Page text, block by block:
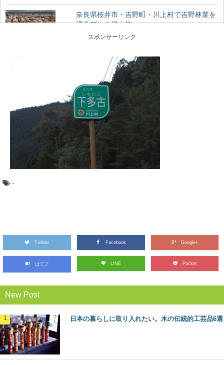
奈良県桜井市・吉野町・川上村で吉野林業を
巡るプレミアム旅
のが、奈良県南部の吉野地方で編み出された「吉野...
ヒバ：知っておきたい日本の木材～その特徴
と物語～
日本人なら知っておきたい日本の木材をご紹介するシリ
ーズ。 今回は、日本の木材の中でも特に耐久性...
木材の「赤身」と「白太」って何？その違い
とは
木材の部位には「赤身」と「白太」があるって聞いたこ
とありますか？ 赤身と白太とは、何が違うので...
北山杉、北山丸太を使った空間・施工事例10
木の産地ってどこ？都道府県別に見てみよう
スポンサーリンク
-
Twitter Facebook Google+
はてブ LINE Pocket
New Post
日本の暮らしに取り入れたい。木の伝統的工芸品6選